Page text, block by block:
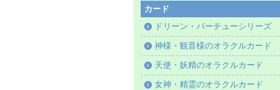
カード
ドリーン・バーチューシリーズ
神様・観音様のオラクルカード
天使・妖精のオラクルカード
女神・精霊のオラクルカード